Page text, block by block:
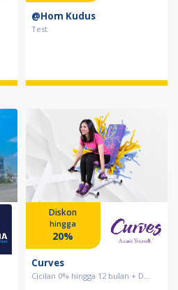
@Hom Kudus
Test
Diskon
hingga
20%
Curves
Cicilan 0% hingga 12 bulan + D...